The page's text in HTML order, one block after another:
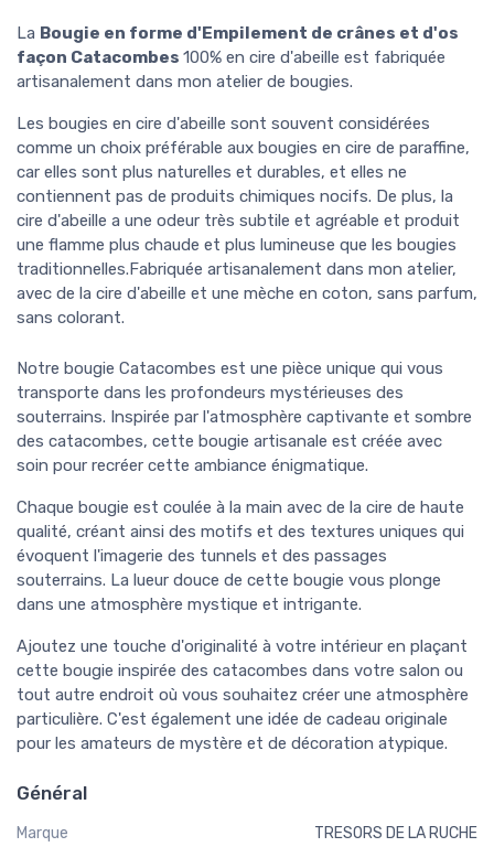
La Bougie en forme d'Empilement de crânes et d'os
façon Catacombes 100% en cire d'abeille est fabriquée
artisanalement dans mon atelier de bougies.
Les bougies en cire d'abeille sont souvent considérées
comme un choix préférable aux bougies en cire de paraffine,
car elles sont plus naturelles et durables, et elles ne
contiennent pas de produits chimiques nocifs. De plus, la
cire d'abeille a une odeur très subtile et agréable et produit
une flamme plus chaude et plus lumineuse que les bougies
traditionnelles.Fabriquée artisanalement dans mon atelier,
avec de la cire d'abeille et une mèche en coton, sans parfum,
sans colorant.
Notre bougie Catacombes est une pièce unique qui vous
transporte dans les profondeurs mystérieuses des
souterrains. Inspirée par l'atmosphère captivante et sombre
des catacombes, cette bougie artisanale est créée avec
soin pour recréer cette ambiance énigmatique.
Chaque bougie est coulée à la main avec de la cire de haute
qualité, créant ainsi des motifs et des textures uniques qui
évoquent l'imagerie des tunnels et des passages
souterrains. La lueur douce de cette bougie vous plonge
dans une atmosphère mystique et intrigante.
Ajoutez une touche d'originalité à votre intérieur en plaçant
cette bougie inspirée des catacombes dans votre salon ou
tout autre endroit où vous souhaitez créer une atmosphère
particulière. C'est également une idée de cadeau originale
pour les amateurs de mystère et de décoration atypique.
Général
Marque TRESORS DE LA RUCHE